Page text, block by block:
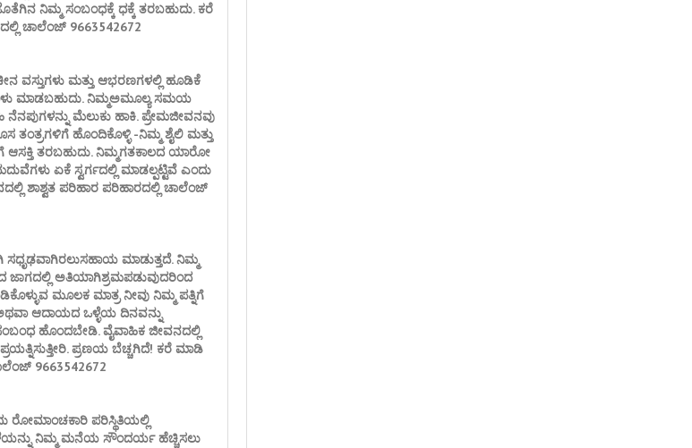
ನಿಮ್ಮ ಸಂಬಂಧಕ್ಕೆ ಧಕ್ಕೆ ತರಬಹುದು. ಕರೆ
ಚಾಲೆಂಜ್ 9663542672
ವಸ್ತುಗಳು ಮತ್ತು ಆಭರಣಗಳಲ್ಲಿ ಹೂಡಿಕೆ
ಮಾಡಬಹುದು. ನಿಮ್ಮಅಮೂಲ್ಯ ಸಮಯ
ಮೆಲುಕು ಹಾಕಿ. ಪ್ರೇಮಜೀವನವು
ತಂತ್ರಗಳಿಗೆ ಹೊಂದಿಕೊಳ್ಳಿ -ನಿಮ್ಮ ಶೈಲಿ ಮತ್ತು
ಆಸಕ್ತಿ ತರಬಹುದು. ನಿಮ್ಮಗತಕಾಲದ ಯಾರೋ
ಏಕೆ ಸ್ವರ್ಗದಲ್ಲಿ ಮಾಡಲ್ಪಟ್ಟಿವೆ ಎಂದು
ಶಾಶ್ವತ ಪರಿಹಾರ ಪರಿಹಾರದಲ್ಲಿ ಚಾಲೆಂಜ್
ಸಧೃಢವಾಗಿರಲುಸಹಾಯ ಮಾಡುತ್ತದೆ. ನಿಮ್ಮ
ಜಾಗದಲ್ಲಿ ಅತಿಯಾಗಿಶ್ರಮಪಡುವುದರಿಂದ
ಮೂಲಕ ಮಾತ್ರ ನೀವು ನಿಮ್ಮ ಪತ್ನಿಗೆ
ಆದಾಯದ ಒಳ್ಳೆಯ ದಿನವನ್ನು
ಹೊಂದಬೇಡಿ. ವೈವಾಹಿಕ ಜೀವನದಲ್ಲಿ
ಪ್ರಣಯ ಬೆಚ್ಚಗಿದೆ! ಕರೆ ಮಾಡಿ
9663542672
ರೋಮಾಂಚಕಾರಿ ಪರಿಸ್ಥಿತಿಯಲ್ಲಿ
ನಿಮ್ಮ ಮನೆಯ ಸೌಂದರ್ಯ ಹೆಚ್ಚಿಸಲು